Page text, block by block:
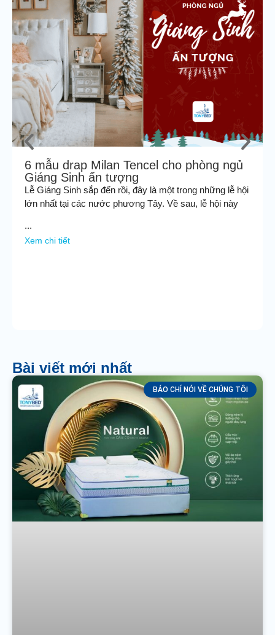
6 mẫu drap Milan Tencel cho phòng ngủ
Giáng Sinh ấn tượng
Lễ Giáng Sinh sắp đến rồi, đây là một trong những lễ hội
lớn nhất tại các nước phương Tây. Về sau, lễ hội này
...
Xem chi tiết
Bài viết mới nhất
BÁO CHÍ NÓI VỀ CHÚNG TÔI